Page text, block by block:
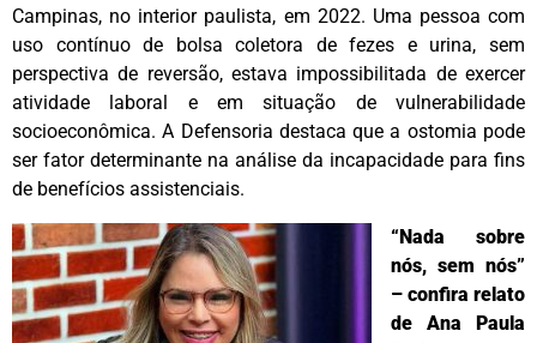
Campinas, no interior paulista, em 2022. Uma pessoa com
uso contínuo de bolsa coletora de fezes e urina, sem
perspectiva de reversão, estava impossibilitada de exercer
atividade laboral e em situação de vulnerabilidade
socioeconômica. A Defensoria destaca que a ostomia pode
ser fator determinante na análise da incapacidade para fins
de benefícios assistenciais.
“Nada sobre
nós, sem nós”
– confira relato
de Ana Paula